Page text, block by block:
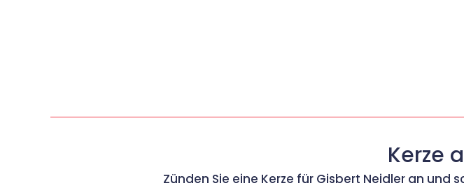
Kerze
Zünden Sie eine Kerze für Gisbert Neidler an